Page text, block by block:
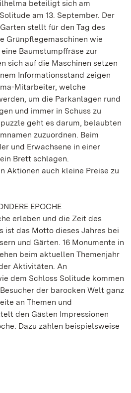
beteiligt sich am
am 13. September. Der
stellt für den Tag des
Grünpflegemaschinen wie
Baumstumpffräse zur
sich auf die Maschinen setzen
Informationsstand zeigen
Mitarbeiter, welche
um die Parkanlagen rund
und immer in Schuss zu
geht es darum, belaubten
zuzuordnen. Beim
und Erwachsene in einer
Brett schlagen.
Aktionen auch kleine Preise zu
EPOCHE
erleben und die Zeit des
ist das Motto dieses Jahres bei
und Gärten. 16 Monumente in
beim aktuellen Themenjahr
Aktivitäten. An
dem Schloss Solitude kommen
der barocken Welt ganz
an Themen und
den Gästen Impressionen
Dazu zählen beispielsweise